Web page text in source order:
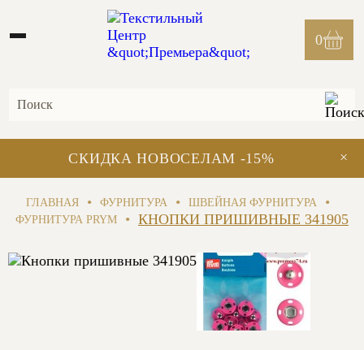
0
×
СКИДКА НОВОСЕЛАМ -15%
ГЛАВНАЯ • ФУРНИТУРА • ШВЕЙНАЯ ФУРНИТУРА •
ФУРНИТУРА PRYM • КНОПКИ ПРИШИВНЫЕ 341905